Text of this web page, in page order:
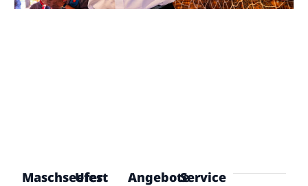
Maschseefest
Ufer AngeboteService